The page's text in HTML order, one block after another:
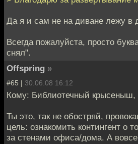
Да я и сам не на диване лежу в
Всегда пожалуйста, просто
снял".
Offspring »
#65 | 30.06.08 16:12
Кому: Библиотечный крысеныш,
Ты это, так не обостряй,
цель: ознакомить контингент о
за стенами офиса/дома. А